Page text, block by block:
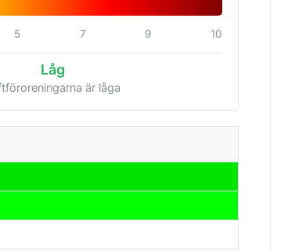
5 7 9 10
Låg
är låga